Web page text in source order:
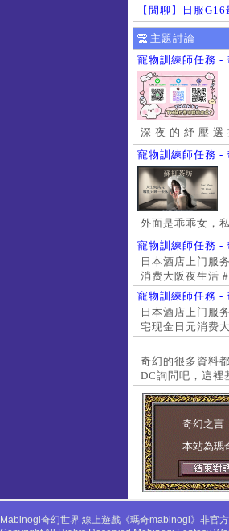
【閒聊】日服
主題討論
寵物訓練師任務 -
深 夜 的 紓 壓 選
寵物訓練師任務 -
外面是乖乖女，
寵物訓練師任務 -
日本酒店上门服
消费大阪夜生活
京上门服务 #大
本萝莉 #大阪萝
寵物訓練師任務 -
日本酒店上门服
宅现金日元消费
大阪外约 #东京
#日本女孩 #大阪
奇幻的很多資料
DC詢問吧，這裡
奇幻之言
本站為瑪
Mabinogi奇幻世界 線上遊戲《瑪奇mabinogi》非官